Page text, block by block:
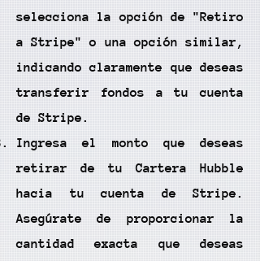
selecciona la opción de "Retiro
a Stripe" o una opción similar,
indicando claramente que deseas
transferir fondos a tu cuenta
de Stripe.
Ingresa el monto que deseas
retirar de tu Cartera Hubble
hacia tu cuenta de Stripe.
Asegúrate de proporcionar la
cantidad exacta que deseas